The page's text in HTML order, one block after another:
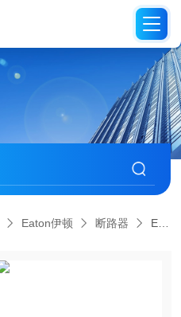
Eaton伊顿 断路器 EFD21104Eaton伊顿 EFD防爆断路器